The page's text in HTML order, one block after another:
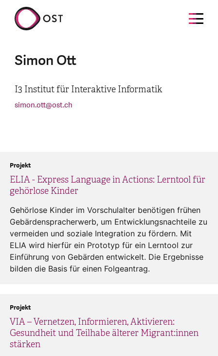
Simon Ott
I3 Institut für Interaktive Informatik
simon.ott@ost.ch
ELIA - Express Language in Actions: Lerntool für
gehörlose Kinder
Projekt
Gehörlose Kinder im Vorschulalter benötigen frühen
Gebärdenspracherwerb, um Entwicklungsnachteile zu
vermeiden und soziale Integration zu fördern. Mit
ELIA wird hierfür ein Prototyp für ein Lerntool zur
Einführung von Gebärden entwickelt. Die Ergebnisse
bilden die Basis für einen Folgeantrag.
VIA – Vernetzen, Informieren, Aktivieren:
Gesundheit und Teilhabe älterer Migrant:innen
stärken
Projekt